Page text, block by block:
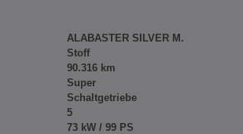
ALABASTER SILVER M.
Stoff
90.316 km
Super
Schaltgetriebe
5
73 kW / 99 PS